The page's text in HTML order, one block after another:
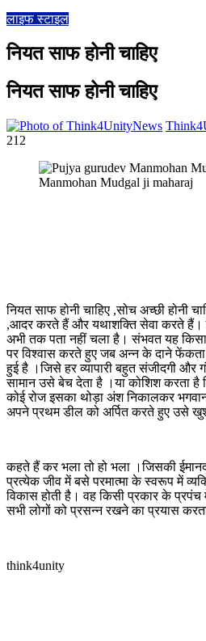
लाइफ स्टाइल
नियत साफ होनी चाहिए
नियत साफ होनी चाहिए
212
Manmohan Mudgal ji maharaj
नियत साफ होनी चाहिए ,सोच अच्छी
,आदर करते हैं और यथाशक्ति सेवा करते हैं।
अभी तक पता नहीं चला है। संभवत यह
पर विश्वास करते हुए जब अन्न के दाने फेंकता
हुई है ।जिसे हर व्यापारी बहुत संजीदगी
सामान उसे बेच देता है ।या कोशिश करता
कोई रोज इसका थोड़ा अंश निकालकर
अपने प्रथम डील को अर्पित करते हुए उसे
कहते हैं कर भला तो हो भला ।जिसकी
प्रत्येक जीव में बसे परमात्मा के स्वरूप में
विकास होती है। वह किसी प्रकार के
सभी लोगों को प्रसन्न रखने का प्रयास
think4unity